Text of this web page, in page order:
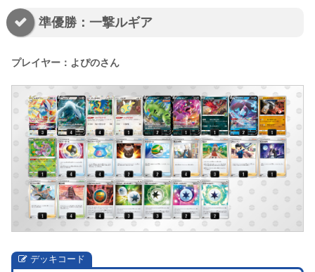
準優勝：一撃ルギア
プレイヤー：よぴのさん
デッキコード